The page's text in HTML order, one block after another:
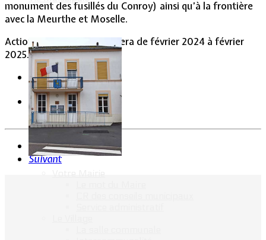
monument des fusillés du Conroy) ainsi qu’à la frontière
avec la Meurthe et Moselle.
Action de chasse qui s’étalera de février 2024 à février
2025.
Précédent
Suivant